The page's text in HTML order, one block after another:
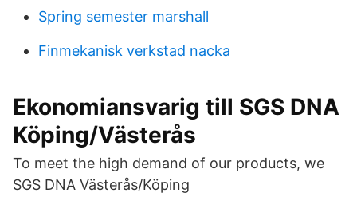
Spring semester marshall
Finmekanisk verkstad nacka
Ekonomiansvarig till SGS DNA
Köping/Västerås
To meet the high demand of our products, we
SGS DNA Västerås/Köping